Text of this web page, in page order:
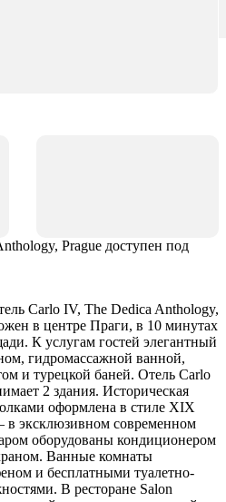
Prague доступен под
Carlo IV, The Dedica Anthology,
в центре Праги, в 10 минутах
К услугам гостей элегантный
гидромассажной ванной,
и турецкой баней. Отель Carlo
2 здания. Историческая
оформлена в стиле XIX
в эксклюзивном современном
оборудованы кондиционером
Ванные комнаты
и бесплатными туалетно-
В ресторане Salon